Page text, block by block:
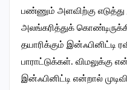
பண்ணும் அளவிற்கு
அலங்கரித்துக்
தயாரிக்கும் இன்ஃபினிட்டி
பாராட்டுக்கள். விமலுக்கு
இன்ஃபினிட்டி என்றால்